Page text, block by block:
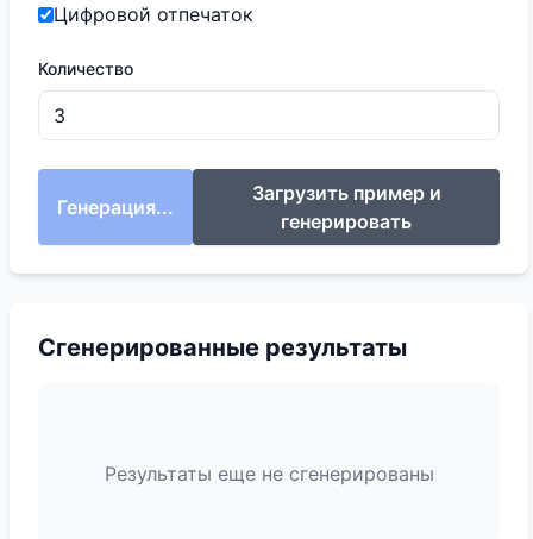
Цифровой отпечаток
Количество
Генерация...
Загрузить пример и
генерировать
Сгенерированные результаты
Результаты еще не сгенерированы